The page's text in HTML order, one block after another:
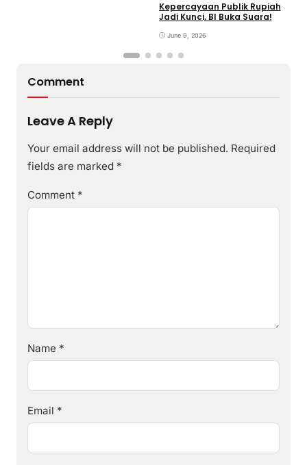
Kepercayaan Publik Rupiah
Jadi Kunci, BI Buka Suara!
June 9, 2026
Comment
Leave A Reply
Your email address will not be published. Required
fields are marked *
Comment *
Name *
Email *